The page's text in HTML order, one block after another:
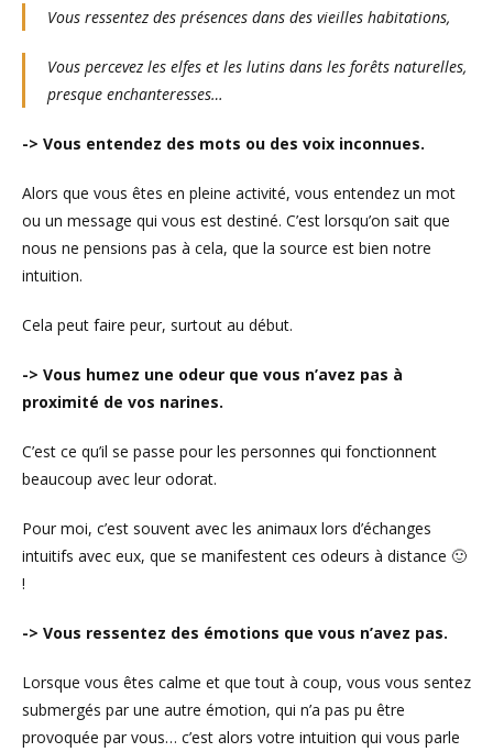
Vous ressentez des présences dans des vieilles habitations,
Vous percevez les elfes et les lutins dans les forêts naturelles,
presque enchanteresses…
-> Vous entendez des mots ou des voix inconnues.
Alors que vous êtes en pleine activité, vous entendez un mot
ou un message qui vous est destiné. C’est lorsqu’on sait que
nous ne pensions pas à cela, que la source est bien notre
intuition.
Cela peut faire peur, surtout au début.
-> Vous humez une odeur que vous n’avez pas à
proximité de vos narines.
C’est ce qu’il se passe pour les personnes qui fonctionnent
beaucoup avec leur odorat.
Pour moi, c’est souvent avec les animaux lors d’échanges
intuitifs avec eux, que se manifestent ces odeurs à distance 🙂
!
-> Vous ressentez des émotions que vous n’avez pas.
Lorsque vous êtes calme et que tout à coup, vous vous sentez
submergés par une autre émotion, qui n’a pas pu être
provoquée par vous… c’est alors votre intuition qui vous parle